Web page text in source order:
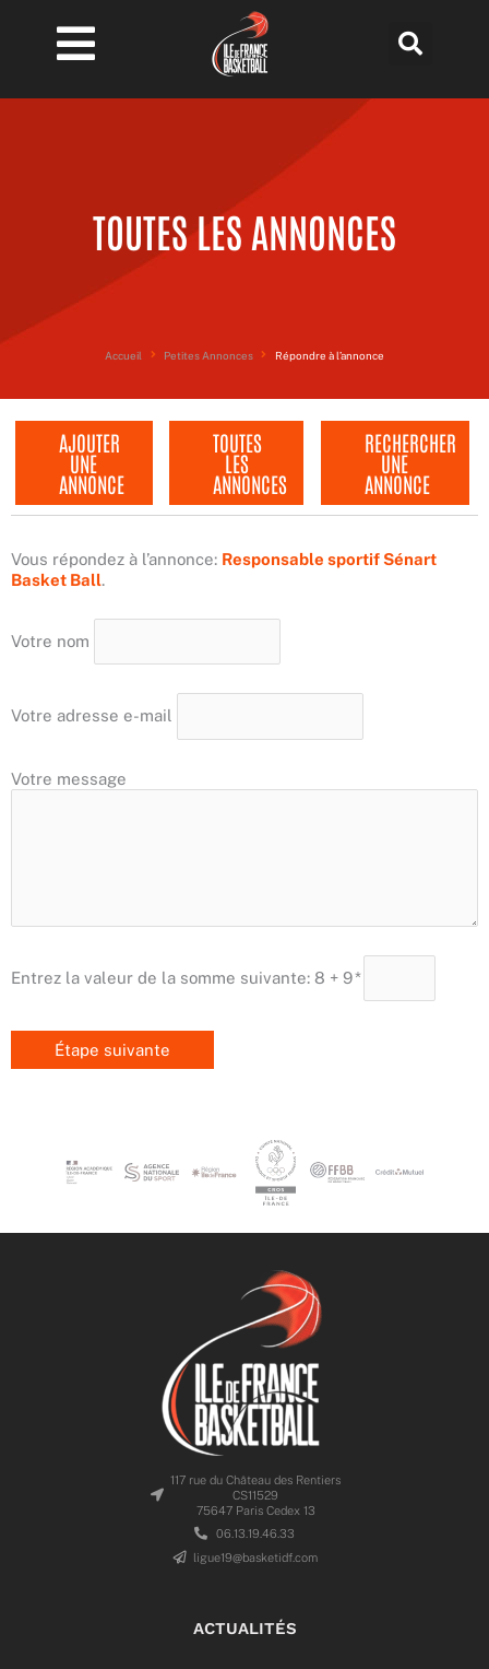
contenu
TOUTES LES ANNONCES
Accueil Petites Annonces Répondre à l’annonce
AJOUTER
UNE
ANNONCE
TOUTES
LES
ANNONCES
RECHERCHER
UNE
ANNONCE
Vous répondez à l’annonce: Responsable sportif Sénart
Basket Ball.
Votre nom
Votre adresse e-mail
Votre message
Entrez la valeur de la somme suivante: 8 + 9*
117 rue du Château des Rentiers
CS11529
75647 Paris Cedex 13
06.13.19.46.33
ligue19@basketidf.com
ACTUALITÉS